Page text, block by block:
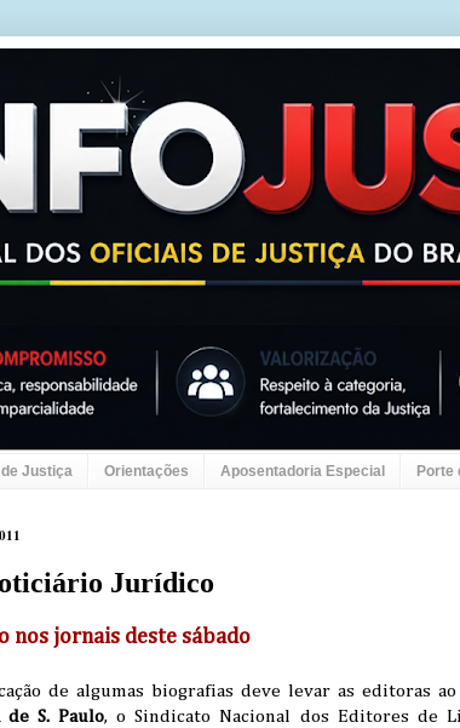
de Justiça Orientações Aposentadoria Especial Porte
Jurídico
nos jornais deste sábado
de algumas biografias deve levar as editoras
de S. Paulo, o Sindicato Nacional dos Editores de